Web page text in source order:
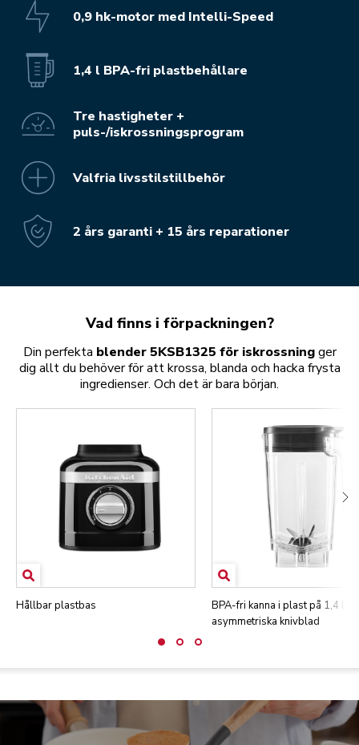
0,9 hk-motor med Intelli-Speed
1,4 l BPA-fri plastbehållare
Tre hastigheter +
puls-/iskrossningsprogram
Valfria livsstilstillbehör
2 års garanti + 15 års reparationer
Vad finns i förpackningen?
Din perfekta blender 5KSB1325 för iskrossningger
dig allt du behöver för att krossa, blanda och hacka frysta
ingredienser. Och det är bara början.
Hållbar plastbas
BPA-fri kanna i plast på 1,4 l
asymmetriska knivblad